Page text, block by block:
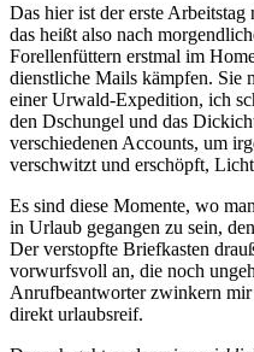
Das hier ist der erste
das heißt also nach
Forellenfüttern erstmal im
dienstliche Mails kämpfen. Sie
einer Urwald-Expedition, ich
den Dschungel und das
verschiedenen Accounts, um
verschwitzt und erschöpft,
Es sind diese Momente, wo
in Urlaub gegangen zu sein,
Der verstopfte Briefkasten
vorwurfsvoll an, die noch
Anrufbeantworter zwinkern
direkt urlaubsreif.